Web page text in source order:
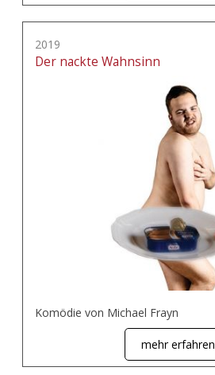
2019
Der nackte Wahnsinn
Komödie von Michael Frayn
mehr erfahren